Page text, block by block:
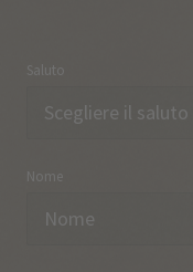
Saluto
Nome